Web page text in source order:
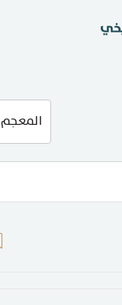
المعجم